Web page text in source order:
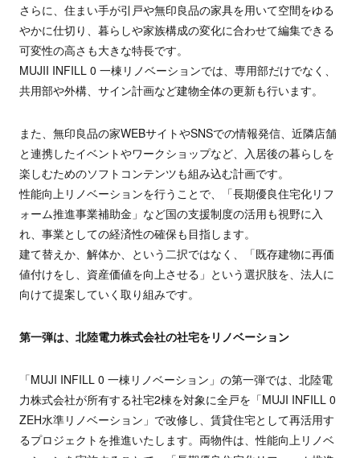
さらに、住まい手が引戸や無印良品の家具を用いて空間をゆる
やかに仕切り、暮らしや家族構成の変化に合わせて編集できる
可変性の高さも大きな特長です。
MUJII INFILL 0 一棟リノベーションでは、専用部だけでなく、
共用部や外構、サイン計画など建物全体の更新も行います。
また、無印良品の家WEBサイトやSNSでの情報発信、近隣店舗
と連携したイベントやワークショップなど、入居後の暮らしを
楽しむためのソフトコンテンツも組み込む計画です。
性能向上リノベーションを行うことで、「長期優良住宅化リフ
ォーム推進事業補助金」など国の支援制度の活用も視野に入
れ、事業としての経済性の確保も目指します。
建て替えか、解体か、という二択ではなく、「既存建物に再価
値付けをし、資産価値を向上させる」という選択肢を、法人に
向けて提案していく取り組みです。
第一弾は、北陸電力株式会社の社宅をリノベーション
「MUJI INFILL 0 一棟リノベーション」の第一弾では、北陸電
力株式会社が所有する社宅2棟を対象に全戸を「MUJI INFILL 0
ZEH水準リノベーション」で改修し、賃貸住宅として再活用す
るプロジェクトを推進いたします。両物件は、性能向上リノベ